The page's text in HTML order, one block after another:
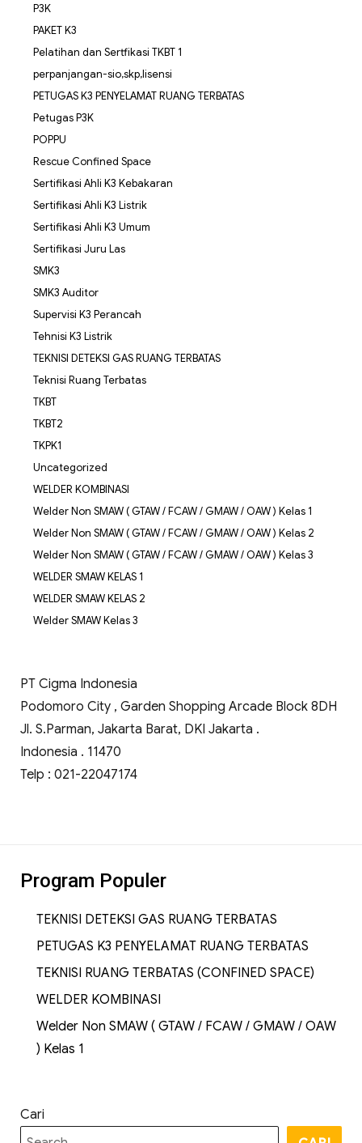
P3K
PAKET K3
Pelatihan dan Sertfikasi TKBT 1
perpanjangan-sio,skp,lisensi
PETUGAS K3 PENYELAMAT RUANG TERBATAS
Petugas P3K
POPPU
Rescue Confined Space
Sertifikasi Ahli K3 Kebakaran
Sertifikasi Ahli K3 Listrik
Sertifikasi Ahli K3 Umum
Sertifikasi Juru Las
SMK3
SMK3 Auditor
Supervisi K3 Perancah
Tehnisi K3 Listrik
TEKNISI DETEKSI GAS RUANG TERBATAS
Teknisi Ruang Terbatas
TKBT
TKBT2
TKPK1
Uncategorized
WELDER KOMBINASI
Welder Non SMAW ( GTAW / FCAW / GMAW / OAW ) Kelas 1
Welder Non SMAW ( GTAW / FCAW / GMAW / OAW ) Kelas 2
Welder Non SMAW ( GTAW / FCAW / GMAW / OAW ) Kelas 3
WELDER SMAW KELAS 1
WELDER SMAW KELAS 2
Welder SMAW Kelas 3
PT Cigma Indonesia
Podomoro City , Garden Shopping Arcade Block 8DH
Jl. S.Parman, Jakarta Barat, DKI Jakarta .
Indonesia . 11470
Telp : 021-22047174
Program Populer
TEKNISI DETEKSI GAS RUANG TERBATAS
PETUGAS K3 PENYELAMAT RUANG TERBATAS
TEKNISI RUANG TERBATAS (CONFINED SPACE)
WELDER KOMBINASI
Welder Non SMAW ( GTAW / FCAW / GMAW / OAW
) Kelas 1
Cari